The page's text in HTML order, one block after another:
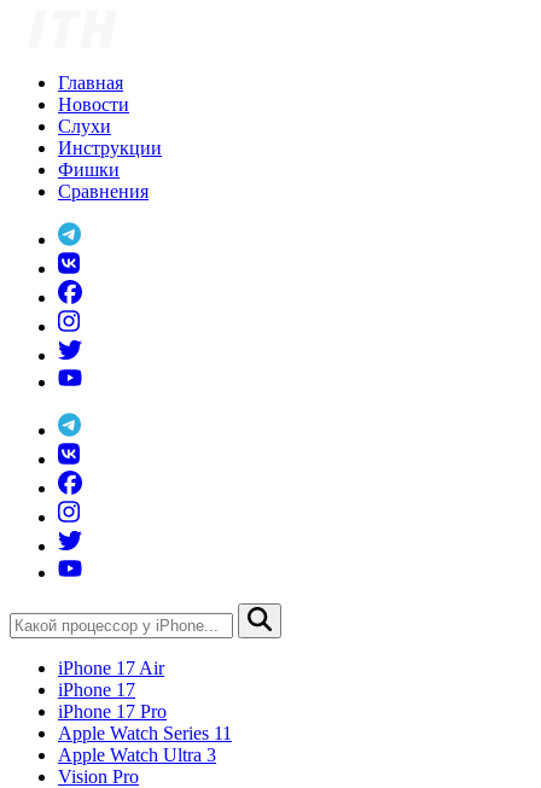
Главная
Новости
Слухи
Инструкции
Фишки
Сравнения
iPhone 17 Air
iPhone 17
iPhone 17 Pro
Apple Watch Series 11
Apple Watch Ultra 3
Vision Pro